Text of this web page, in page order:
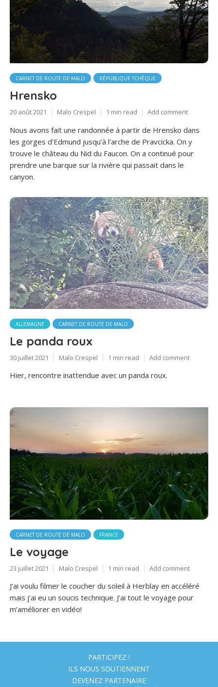
CARNET DE ROUTE DE MALO RÉPUBLIQUE TCHÈQUE
Hrensko
20 août 2021 Malo Crespel 1 min read Add comment
Nous avons fait une randonnée à partir de Hrensko dans
les gorges d’Edmund jusqu’à l’arche de Pravcicka. On y
trouve le château du Nid du Faucon. On a continué pour
prendre une barque sur la rivière qui passait dans le
canyon.
ALLEMAGNE CARNET DE ROUTE DE MALO
Le panda roux
30 juillet 2021 Malo Crespel 1 min read Add comment
Hier, rencontre inattendue avec un panda roux.
CARNET DE ROUTE DE MALO FRANCE
Le voyage
23 juillet 2021 Malo Crespel 1 min read Add comment
J’ai voulu filmer le coucher du soleil à Herblay en accéléré
mais j’ai eu un soucis technique. J’ai tout le voyage pour
m’améliorer en vidéo!
PARTICIPEZ !
ILS NOUS SOUTIENNENT
DEVENEZ PARTENAIRE